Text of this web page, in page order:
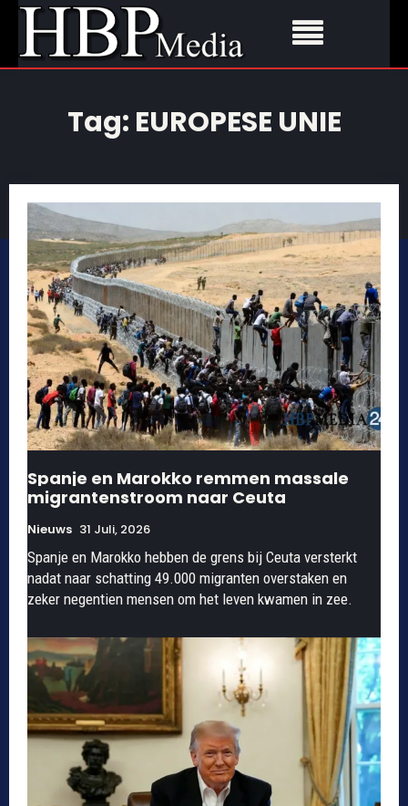
Tag: EUROPESE UNIE
Spanje en Marokko remmen massale
migrantenstroom naar Ceuta
Nieuws 31 Juli, 2026
Spanje en Marokko hebben de grens bij Ceuta versterkt
nadat naar schatting 49.000 migranten overstaken en
zeker negentien mensen om het leven kwamen in zee.